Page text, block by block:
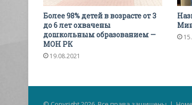
Более 98% детей в возрасте от 3
до 6 лет охвачены
дошкольным образованием —
МОН РК
19.08.2021